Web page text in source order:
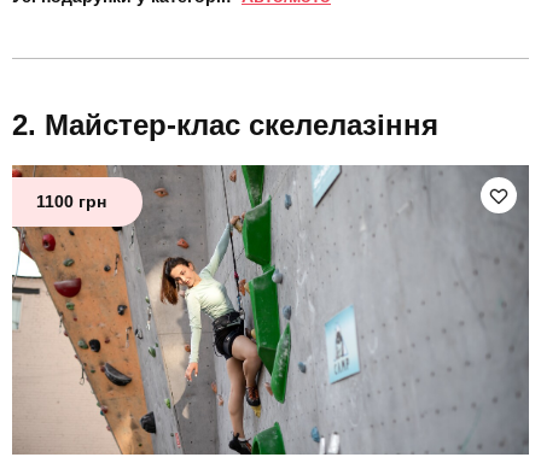
Майстер-клас скелелазіння
1100 грн